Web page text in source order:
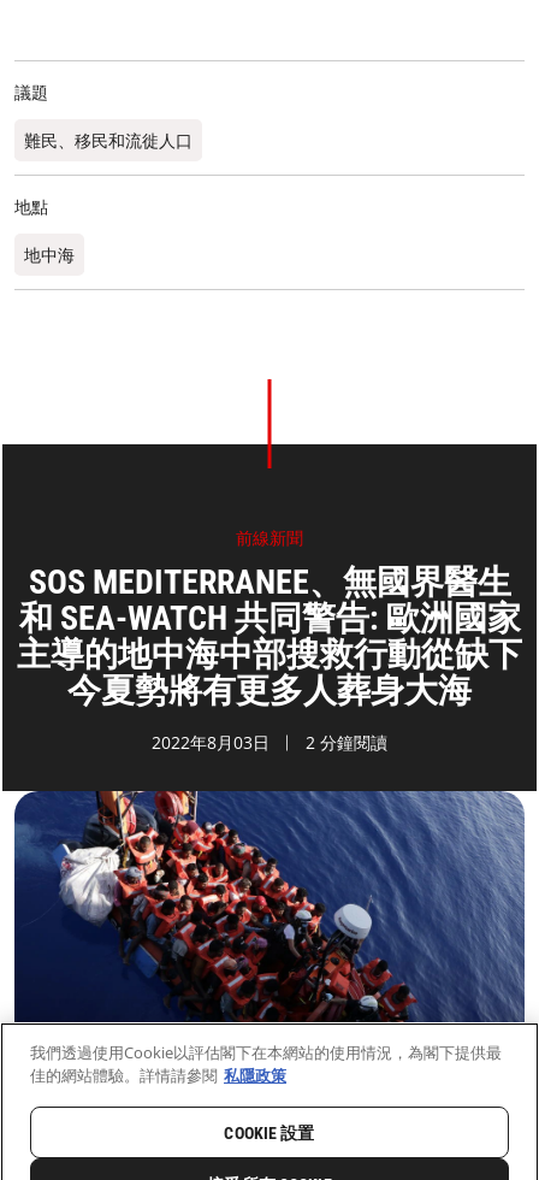
議題
難民、移民和流徙人口
地點
地中海
前線新聞
SOS MEDITERRANEE、無國界醫生
和 SEA-WATCH 共同警告: 歐洲國家
主導的地中海中部搜救行動從缺下
今夏勢將有更多人葬身大海
2022年8月03日 2 分鐘閱讀
首頁最新動向前線新聞與故事
我們透過使用Cookie以評估閣下在本網站的使用情況，為閣下提供最
佳的網站體驗。詳情請參閱 私隱政策
COOKIE 設置